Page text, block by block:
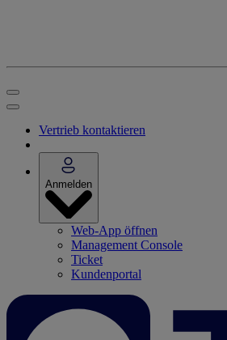
Vertrieb kontaktieren
Anmelden
Web-App öffnen
Management Console
Ticket
Kundenportal